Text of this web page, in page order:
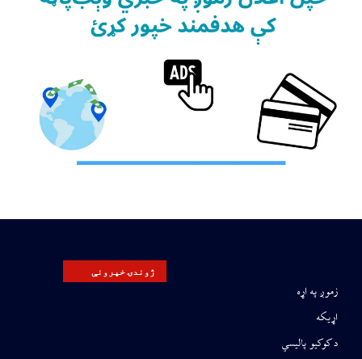
ژوندۍ خپرونې
زموږ په اړه
اړیکه
د کوکیو پالیسي